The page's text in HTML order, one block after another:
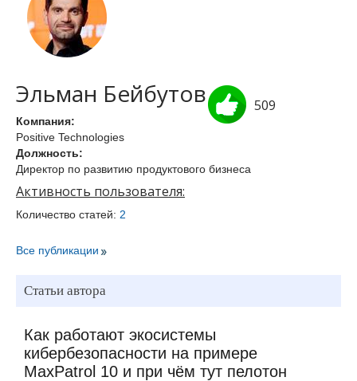
Эльман Бейбутов 509
Компания:
Positive Technologies
Должность:
Директор по развитию продуктового бизнеса
Активность пользователя:
Количество статей: 2
Все публикации
Статьи автора
Как работают экосистемы
кибербезопасности на примере
MaxPatrol 10 и при чём тут пелотон